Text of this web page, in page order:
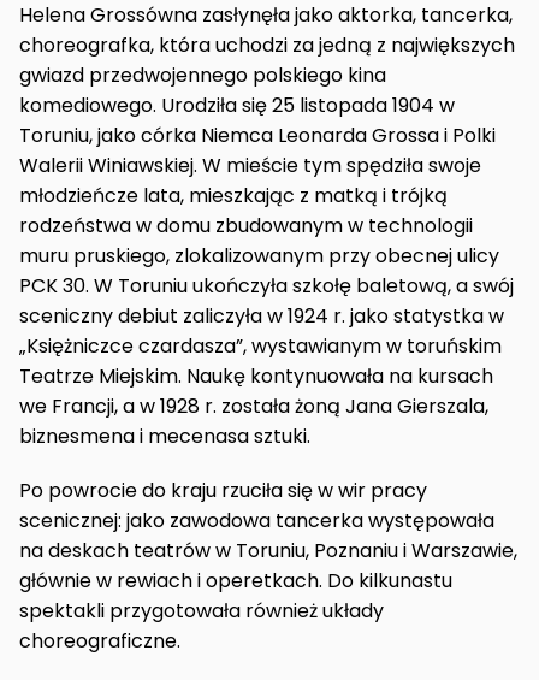
Helena Grossówna zasłynęła jako aktorka, tancerka,
choreografka, która uchodzi za jedną z największych
gwiazd przedwojennego polskiego kina
komediowego. Urodziła się 25 listopada 1904 w
Toruniu, jako córka Niemca Leonarda Grossa i Polki
Walerii Winiawskiej. W mieście tym spędziła swoje
młodzieńcze lata, mieszkając z matką i trójką
rodzeństwa w domu zbudowanym w technologii
muru pruskiego, zlokalizowanym przy obecnej ulicy
PCK 30. W Toruniu ukończyła szkołę baletową, a swój
sceniczny debiut zaliczyła w 1924 r. jako statystka w
„Księżniczce czardasza”, wystawianym w toruńskim
Teatrze Miejskim. Naukę kontynuowała na kursach
we Francji, a w 1928 r. została żoną Jana Gierszala,
biznesmena i mecenasa sztuki.
Po powrocie do kraju rzuciła się w wir pracy
scenicznej: jako zawodowa tancerka występowała
na deskach teatrów w Toruniu, Poznaniu i Warszawie,
głównie w rewiach i operetkach. Do kilkunastu
spektakli przygotowała również układy
choreograficzne.